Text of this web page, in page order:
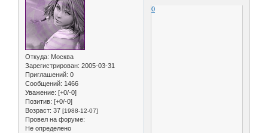
Откуда: Москва
Зарегистрирован: 2005-03-31
Приглашений: 0
Сообщений: 1466
Уважение: [+0/-0]
Позитив: [+0/-0]
Возраст: 37 [1988-12-07]
Провел на форуме:
Не определено
0